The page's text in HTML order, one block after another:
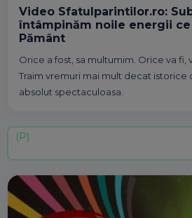
Video Sfatulparintilor.ro:
întâmpinăm noile energii
Pământ
Orice a fost, sa multumim. Orice va fi,
Traim vremuri mai mult decat istorice
absolut spectaculoasa.